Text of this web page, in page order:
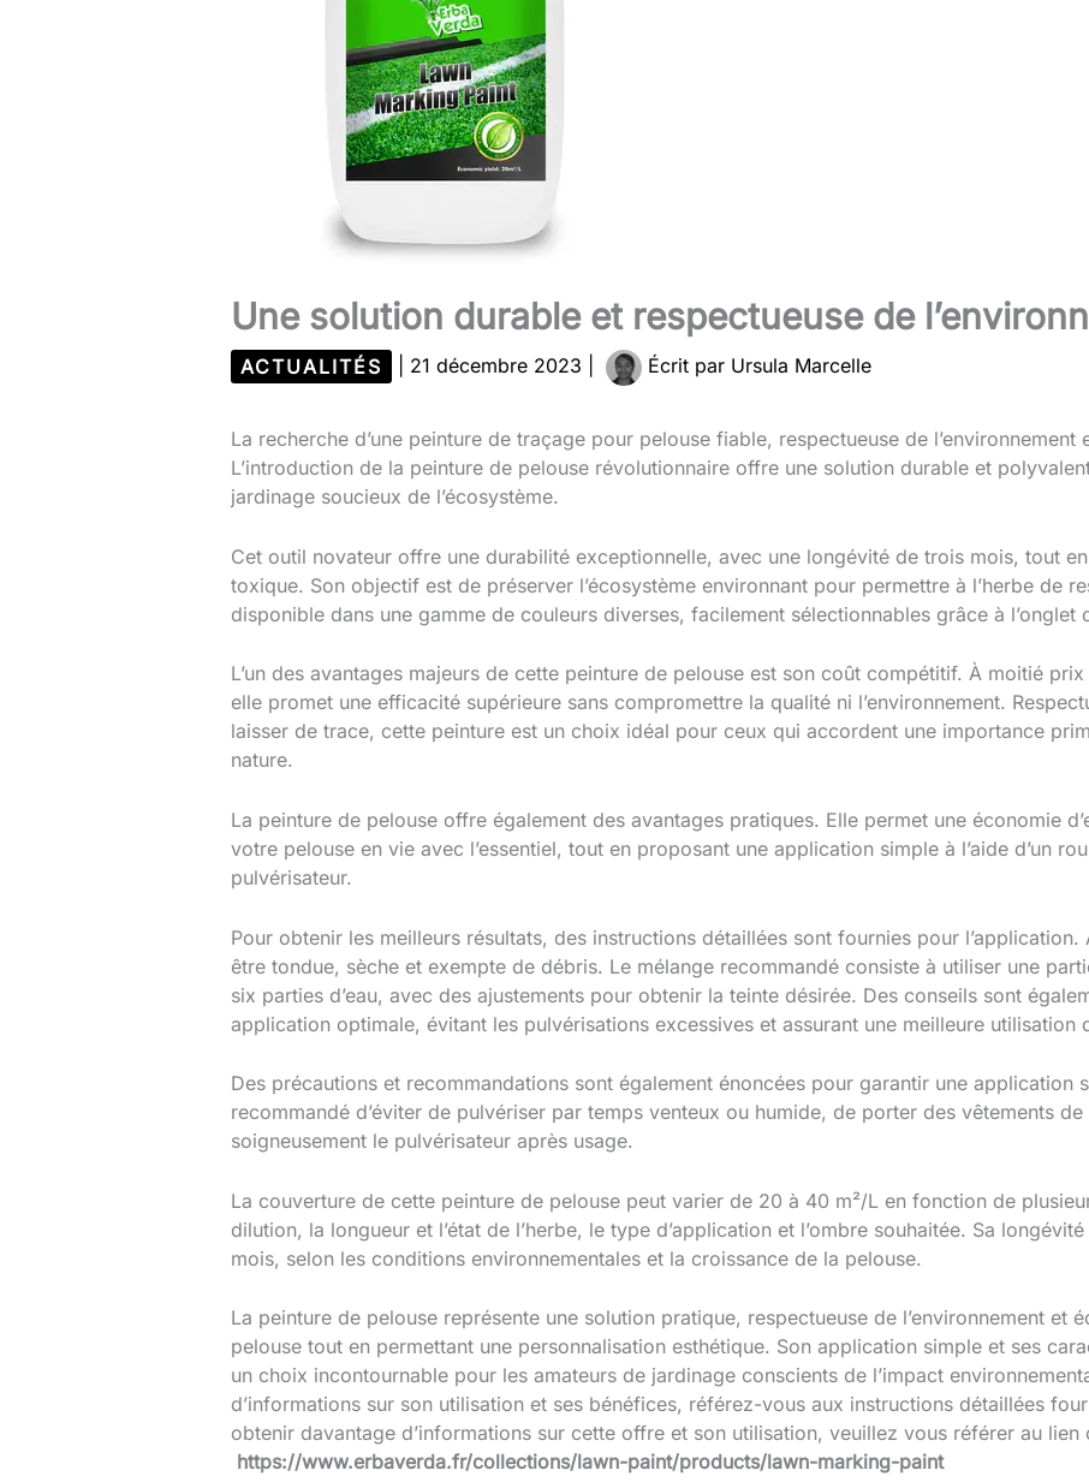
Une solution durable et respectueuse de
ACTUALITÉS 21 décembre 2023 Écrit par Ursula Marcelle
La recherche d’une peinture de traçage pour pelouse fiable, respectueuse de l’environnement
L’introduction de la peinture de pelouse révolutionnaire offre une solution durable et
jardinage soucieux de l’écosystème.
Cet outil novateur offre une durabilité exceptionnelle, avec une longévité de trois mois, tout
toxique. Son objectif est de préserver l’écosystème environnant pour permettre à l’herbe de
disponible dans une gamme de couleurs diverses, facilement sélectionnables grâce à l’onglet
L’un des avantages majeurs de cette peinture de pelouse est son coût compétitif. À moitié
elle promet une efficacité supérieure sans compromettre la qualité ni l’environnement.
laisser de trace, cette peinture est un choix idéal pour ceux qui accordent une importance
nature.
La peinture de pelouse offre également des avantages pratiques. Elle permet une économie
votre pelouse en vie avec l’essentiel, tout en proposant une application simple à l’aide d’un
pulvérisateur.
Pour obtenir les meilleurs résultats, des instructions détaillées sont fournies pour
être tondue, sèche et exempte de débris. Le mélange recommandé consiste à utiliser une
six parties d’eau, avec des ajustements pour obtenir la teinte désirée. Des conseils sont
application optimale, évitant les pulvérisations excessives et assurant une meilleure utilisation
Des précautions et recommandations sont également énoncées pour garantir une application
recommandé d’éviter de pulvériser par temps venteux ou humide, de porter des vêtements
soigneusement le pulvérisateur après usage.
La couverture de cette peinture de pelouse peut varier de 20 à 40 m²/L en fonction de
dilution, la longueur et l’état de l’herbe, le type d’application et l’ombre souhaitée. Sa
mois, selon les conditions environnementales et la croissance de la pelouse.
La peinture de pelouse représente une solution pratique, respectueuse de l’environnement et
pelouse tout en permettant une personnalisation esthétique. Son application simple et ses
un choix incontournable pour les amateurs de jardinage conscients de l’impact
d’informations sur son utilisation et ses bénéfices, référez-vous aux instructions détaillées
obtenir davantage d’informations sur cette offre et son utilisation, veuillez vous référer au lien
https://www.erbaverda.fr/collections/lawn-paint/products/lawn-marking-paint